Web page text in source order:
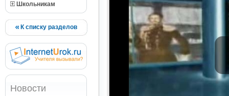
Школьникам
К списку разделов
Новости